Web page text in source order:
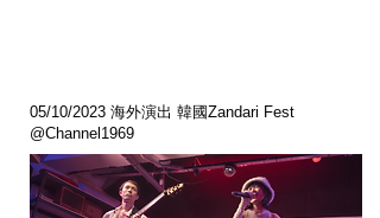
05/10/2023 海外演出 韓國Zandari Fest
@Channel1969